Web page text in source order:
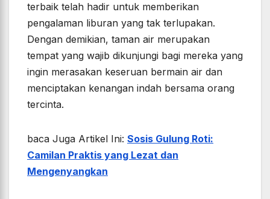
terbaik telah hadir untuk memberikan
pengalaman liburan yang tak terlupakan.
Dengan demikian, taman air merupakan
tempat yang wajib dikunjungi bagi mereka yang
ingin merasakan keseruan bermain air dan
menciptakan kenangan indah bersama orang
tercinta.
baca Juga Artikel Ini: Sosis Gulung Roti:
Camilan Praktis yang Lezat dan
Mengenyangkan